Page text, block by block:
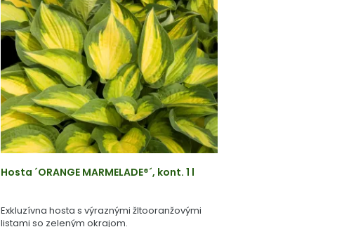
Hosta ´ORANGE MARMELADE®´, kont. 1 l
Exkluzívna hosta s výraznými žltooranžovými
listami so zeleným okrajom.